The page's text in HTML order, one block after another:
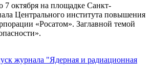
7 октября на площадке Санкт-
Центрального института повышения
«Росатом». Заглавной темой
журнала "Ядерная и радиационная